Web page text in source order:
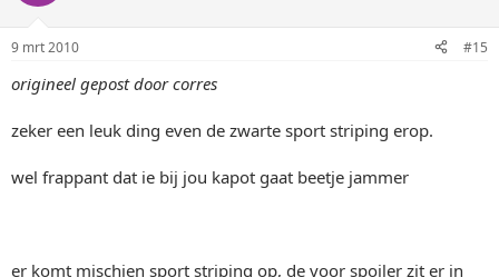
9 mrt 2010 #15
origineel gepost door corres
zeker een leuk ding even de zwarte sport striping erop.
wel frappant dat ie bij jou kapot gaat beetje jammer
er komt mischien sport striping op, de voor spoiler zit er in